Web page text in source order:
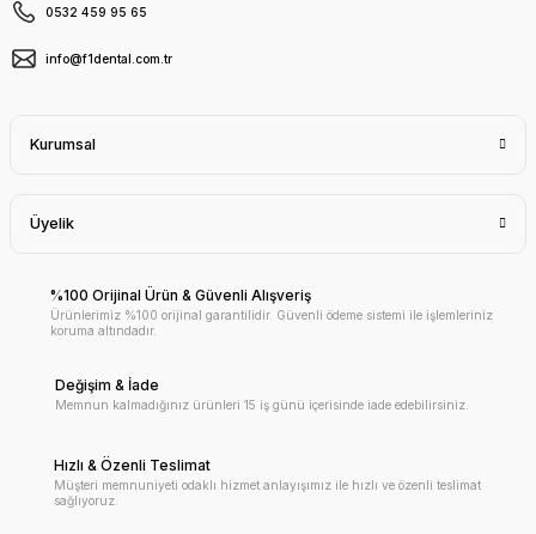
0532 459 95 65
info@f1dental.com.tr
Kurumsal
Üyelik
%100 Orijinal Ürün & Güvenli Alışveriş
Ürünlerimiz %100 orijinal garantilidir. Güvenli ödeme sistemi ile işlemleriniz
koruma altındadır.
Değişim & İade
Memnun kalmadığınız ürünleri 15 iş günü içerisinde iade edebilirsiniz.
Hızlı & Özenli Teslimat
Müşteri memnuniyeti odaklı hizmet anlayışımız ile hızlı ve özenli teslimat
sağlıyoruz.